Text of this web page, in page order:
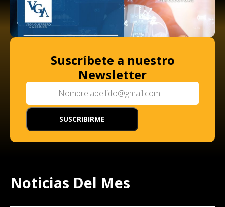
Suscríbete a nuestro
Newsletter
Noticias Del Mes